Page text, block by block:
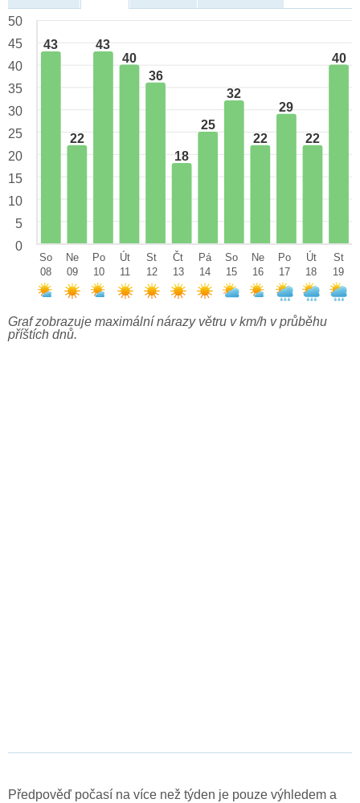
43
22
43
40
36
18
25
32
22
29
22
40
50
45
40
35
30
25
20
15
10
5
0
So
08
Ne
09
Po
10
Út
11
St
12
Čt
13
Pá
14
So
15
Ne
16
Po
17
Út
18
St
19
Graf zobrazuje maximální nárazy větru v km/h v průběhu
příštích dnů.
Předpověď počasí na více než týden je pouze výhledem a